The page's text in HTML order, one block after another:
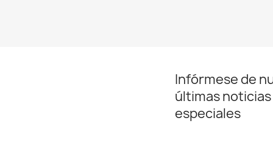
Infórmese de
últimas
especiales